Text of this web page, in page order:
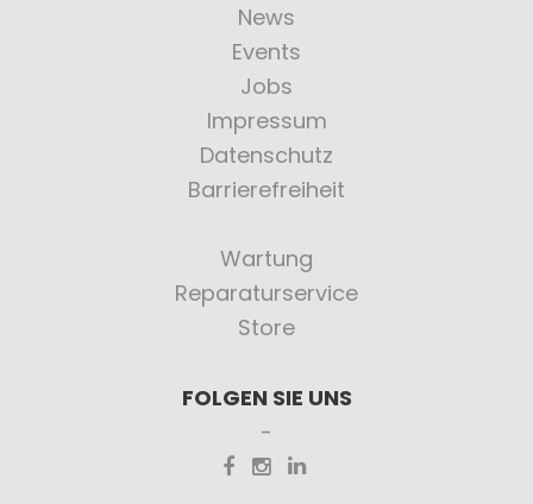
News
Events
Jobs
Impressum
Datenschutz
Barrierefreiheit
Wartung
Reparaturservice
Store
FOLGEN SIE UNS